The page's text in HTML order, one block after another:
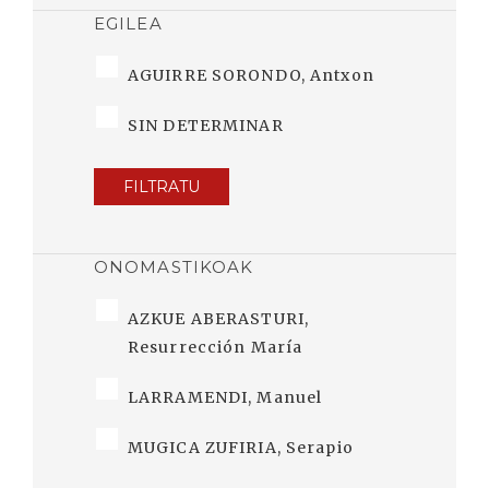
EGILEA
AGUIRRE SORONDO, Antxon
SIN DETERMINAR
FILTRATU
ONOMASTIKOAK
AZKUE ABERASTURI,
Resurrección María
LARRAMENDI, Manuel
MUGICA ZUFIRIA, Serapio